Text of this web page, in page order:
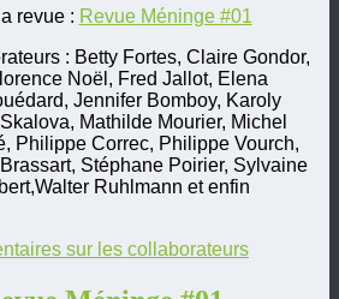
revue : Revue Méninge #01
: Betty Fortes, Claire Gondor,
Noël, Fred Jallot, Elena
Jennifer Bomboy, Karoly
Mathilde Mourier, Michel
Philippe Correc, Philippe Vourch,
Stéphane Poirier, Sylvaine
Ruhlmann et enfin
sur les collaborateurs